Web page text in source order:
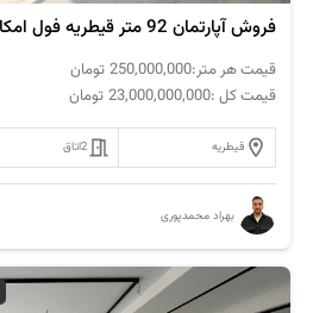
فروش آپارتمان 92 متر قیطریه فول امکانات 3 بالکن کاربردی
قیمت هر متر:250,000,000 تومان
قیمت کل :23,000,000,000 تومان
قیطریه 2اتاق
بهراد محمدپوری